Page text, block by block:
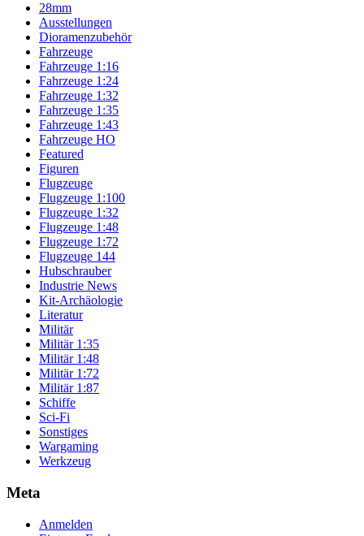
28mm
Ausstellungen
Dioramenzubehör
Fahrzeuge
Fahrzeuge 1:16
Fahrzeuge 1:24
Fahrzeuge 1:32
Fahrzeuge 1:35
Fahrzeuge 1:43
Fahrzeuge HO
Featured
Figuren
Flugzeuge
Flugzeuge 1:100
Flugzeuge 1:32
Flugzeuge 1:48
Flugzeuge 1:72
Flugzeuge 144
Hubschrauber
Industrie News
Kit-Archäologie
Literatur
Militär
Militär 1:35
Militär 1:48
Militär 1:72
Militär 1:87
Schiffe
Sci-Fi
Sonstiges
Wargaming
Werkzeug
Meta
Anmelden